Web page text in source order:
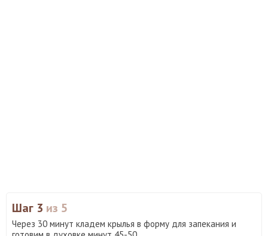
Шаг 3 из 5
Через 30 минут кладем крылья в форму для запекания и